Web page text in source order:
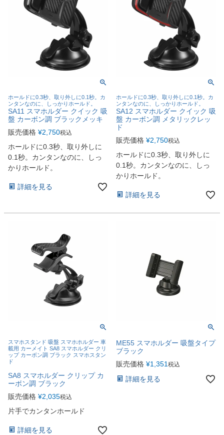
ホールドに0.3秒、取り外しに0.1秒。カ
ンタンなのに、しっかりホールド。
SA11 スマホルダー クイック 吸
盤 カーボン調 ブラックメッキ
販売価格 ¥2,750税込
ホールドに0.3秒、取り外しに
0.1秒。カンタンなのに、しっ
かりホールド。
詳細を見る
ホールドに0.3秒、取り外しに0.1秒。カ
ンタンなのに、しっかりホールド。
SA12 スマホルダー クイック 吸
盤 カーボン調 メタリックレッ
ド
販売価格 ¥2,750税込
ホールドに0.3秒、取り外しに
0.1秒。カンタンなのに、しっ
かりホールド。
詳細を見る
スマホスタンド 吸盤 スマホホルダー 車
載用 カーメイト SA8 スマホルダー クリ
ップ カーボン調 ブラック スマホスタン
ド
SA8 スマホルダー クリップ カ
ーボン調 ブラック
販売価格 ¥2,035税込
片手でカンタンホールド
詳細を見る
ME55 スマホルダー 吸盤タイプ
ブラック
販売価格 ¥1,351 税込
詳細を見る